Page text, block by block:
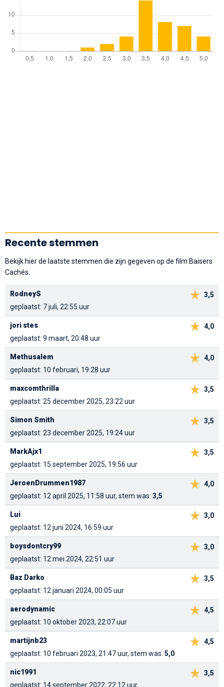
Recente stemmen
Bekijk hier de laatste stemmen die zijn gegeven op de film Baisers
Cachés.
3,5
RodneyS
geplaatst: 7 juli, 22:55 uur
4,0
jori stes
geplaatst: 9 maart, 20:48 uur
4,0
Methusalem
geplaatst: 10 februari, 19:28 uur
3,5
maxcomthrilla
geplaatst: 25 december 2025, 23:22 uur
3,5
Simon Smith
geplaatst: 23 december 2025, 19:24 uur
3,5
MarkAjx1
geplaatst: 15 september 2025, 19:56 uur
4,0
JeroenDrummen1987
geplaatst: 12 april 2025, 11:58 uur, stem was: 3,5
3,0
Lui
geplaatst: 12 juni 2024, 16:59 uur
3,0
boysdontcry99
geplaatst: 12 mei 2024, 22:51 uur
3,5
Baz Darko
geplaatst: 12 januari 2024, 00:05 uur
4,5
aerodynamic
geplaatst: 10 oktober 2023, 22:07 uur
4,5
martijnb23
geplaatst: 10 februari 2023, 21:47 uur, stem was: 5,0
3,5
nic1991
geplaatst: 14 september 2022, 22:12 uur